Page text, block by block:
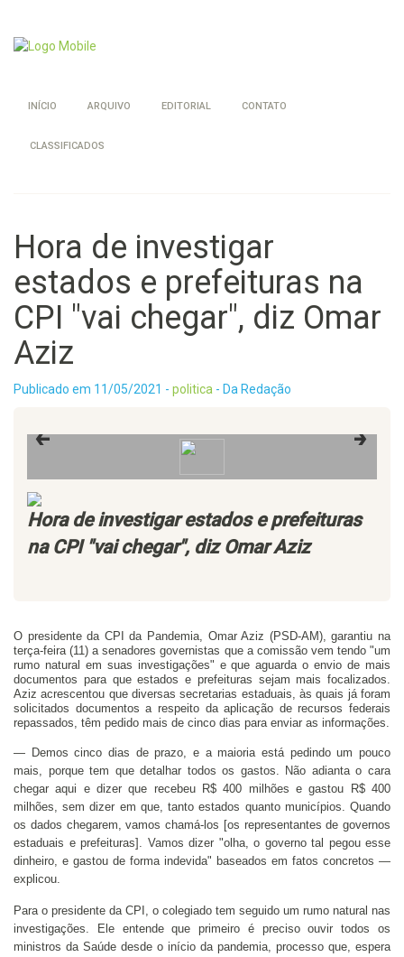
INÍCIO ARQUIVO EDITORIAL CONTATO
CLASSIFICADOS
Hora de investigar
estados e prefeituras na
CPI "vai chegar", diz Omar
Aziz
Publicado em 11/05/2021 - politica - Da Redação
← →
Hora de investigar estados e prefeituras
na CPI "vai chegar", diz Omar Aziz
O presidente da CPI da Pandemia, Omar Aziz (PSD-AM), garantiu na
terça-feira (11) a senadores governistas que a comissão vem tendo "um
rumo natural em suas investigações" e que aguarda o envio de mais
documentos para que estados e prefeituras sejam mais focalizados.
Aziz acrescentou que diversas secretarias estaduais, às quais já foram
solicitados documentos a respeito da aplicação de recursos federais
repassados, têm pedido mais de cinco dias para enviar as informações.
— Demos cinco dias de prazo, e a maioria está pedindo um pouco
mais, porque tem que detalhar todos os gastos. Não adianta o cara
chegar aqui e dizer que recebeu R$ 400 milhões e gastou R$ 400
milhões, sem dizer em que, tanto estados quanto municípios. Quando
os dados chegarem, vamos chamá-los [os representantes de governos
estaduais e prefeituras]. Vamos dizer "olha, o governo tal pegou esse
dinheiro, e gastou de forma indevida" baseados em fatos concretos —
explicou.
Para o presidente da CPI, o colegiado tem seguido um rumo natural nas
investigações. Ele entende que primeiro é preciso ouvir todos os
ministros da Saúde desde o início da pandemia, processo que, espera